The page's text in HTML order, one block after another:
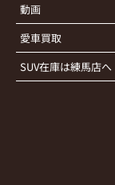
動画
愛車買取
SUV在庫は練馬店へ